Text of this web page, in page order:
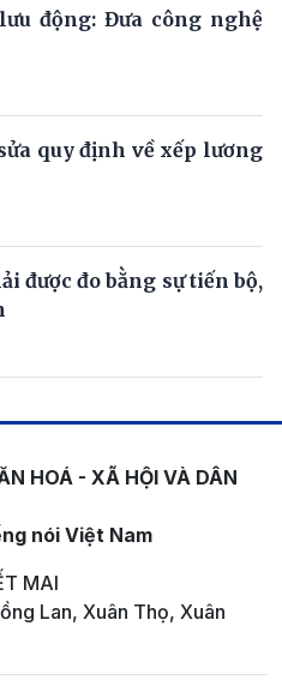
động: Đưa công nghệ
quy định về xếp lương
được đo bằng sự tiến bộ,
HOÁ - XÃ HỘI VÀ DÂN
nói Việt Nam
MAI
Lan, Xuân Thọ, Xuân